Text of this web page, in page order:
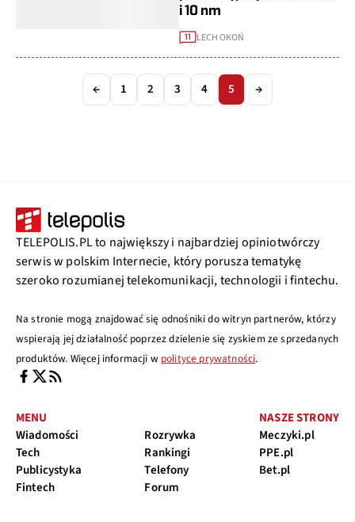
i 10 nm
11 LECH OKOŃ
← 1 2 3 4 5 →
TELEPOLIS.PL to największy i najbardziej opiniotwórczy
serwis w polskim Internecie, który porusza tematykę
szeroko rozumianej telekomunikacji, technologii i fintechu.
Na stronie mogą znajdować się odnośniki do witryn partnerów, którzy
wspierają jej działalność poprzez dzielenie się zyskiem ze sprzedanych
produktów. Więcej informacji w polityce prywatności.
MENU
Wiadomości
Tech
Publicystyka
Fintech
Rozrywka
Rankingi
Telefony
Forum
NASZE STRONY
Meczyki.pl
PPE.pl
Bet.pl